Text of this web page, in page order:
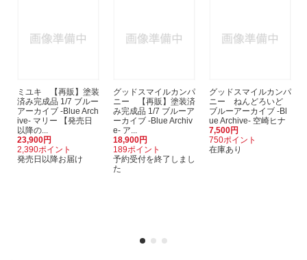
ミユキ 【再販】塗装
済み完成品 1/7 ブルー
アーカイブ -Blue Arch
ive- マリー 【発売日
以降の...
23,900円
2,390ポイント
発売日以降お届け
グッドスマイルカンパ
ニー 【再販】塗装済
み完成品 1/7 ブルーア
ーカイブ -Blue Archiv
e- ア...
18,900円
189ポイント
予約受付を終了しまし
た
グッドスマイルカンパ
ニー ねんどろいど
ブルーアーカイブ -Bl
ue Archive- 空崎ヒナ
7,500円
750ポイント
在庫あり